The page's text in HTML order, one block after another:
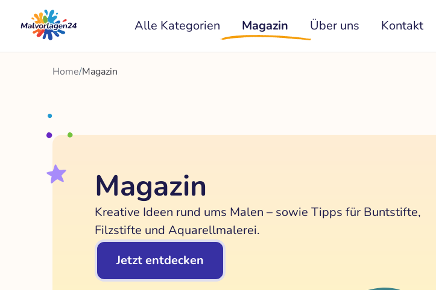
Inhalt
springen
Alle Kategorien Magazin Über uns Kontakt
Home/Magazin
Magazin
Kreative Ideen rund ums Malen – sowie Tipps für Buntstifte,
Filzstifte und Aquarellmalerei.
Jetzt entdecken